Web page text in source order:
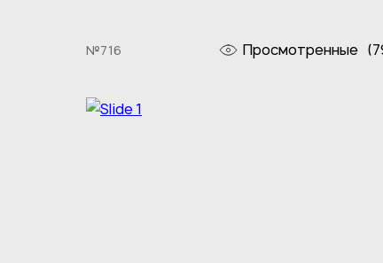
№716 Просмотренные